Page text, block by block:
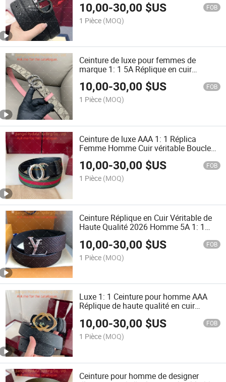
pour homme
10,00-30,00 $US FOB
1 Pièce (MOQ)
Ceinture de luxe pour femmes de
marque 1: 1 5A Réplique en cuir
véritable de haute qualité avec boucle
classique lettre G pour ceinture homme
10,00-30,00 $US FOB
1 Pièce (MOQ)
Ceinture de luxe AAA 1: 1 Réplica
Femme Homme Cuir véritable Boucle
lettre Cc Marque célèbre Ceinture
designer classique
10,00-30,00 $US FOB
1 Pièce (MOQ)
Ceinture Réplique en Cuir Véritable de
Haute Qualité 2026 Homme 5A 1: 1
Classique Designer
10,00-30,00 $US FOB
1 Pièce (MOQ)
Luxe 1: 1 Ceinture pour homme AAA
Réplique de haute qualité en cuir
véritable avec boucle en métal, ceinture
vintage classique de designer
10,00-30,00 $US FOB
1 Pièce (MOQ)
Ceinture pour homme de designer